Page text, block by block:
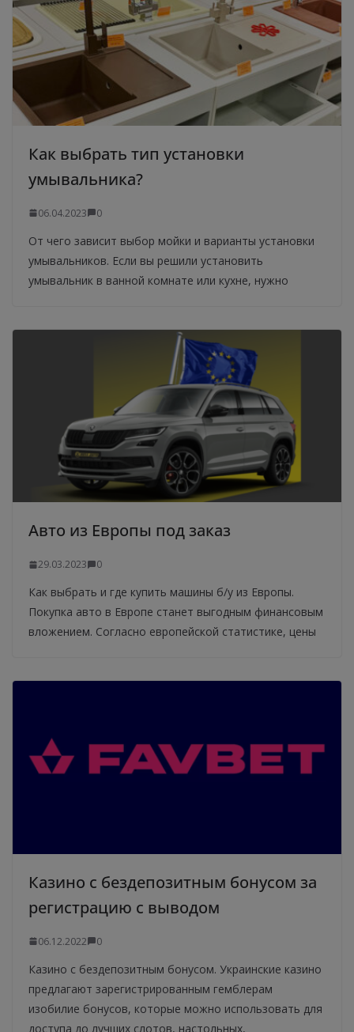
Как выбрать тип установки
умывальника?
06.04.2023 0
От чего зависит выбор мойки и варианты установки
умывальников. Если вы решили установить
умывальник в ванной комнате или кухне, нужно
Авто из Европы под заказ
29.03.2023 0
Как выбрать и где купить машины б/у из Европы.
Покупка авто в Европе станет выгодным финансовым
вложением. Согласно европейской статистике, цены
Казино с бездепозитным бонусом за
регистрацию с выводом
06.12.2022 0
Казино с бездепозитным бонусом. Украинские казино
предлагают зарегистрированным гемблерам
изобилие бонусов, которые можно использовать для
доступа до лучших слотов, настольных,